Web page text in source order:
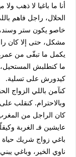
أنا ما باغيا لا ذهب
الحلال، راجل فاهم
خاصو يكون ستر
مشكل، حتى إلا كان
يكمل ما تبقّى من عمره
ما كنطلبش
كيدورش على تسلية.
كنآمن باللي الزواج
وبالاحترام. كنقلب
كان الراجل من
عايشين فـ الغربة
باغي زواج شريك
ناوي الخير، وباغي